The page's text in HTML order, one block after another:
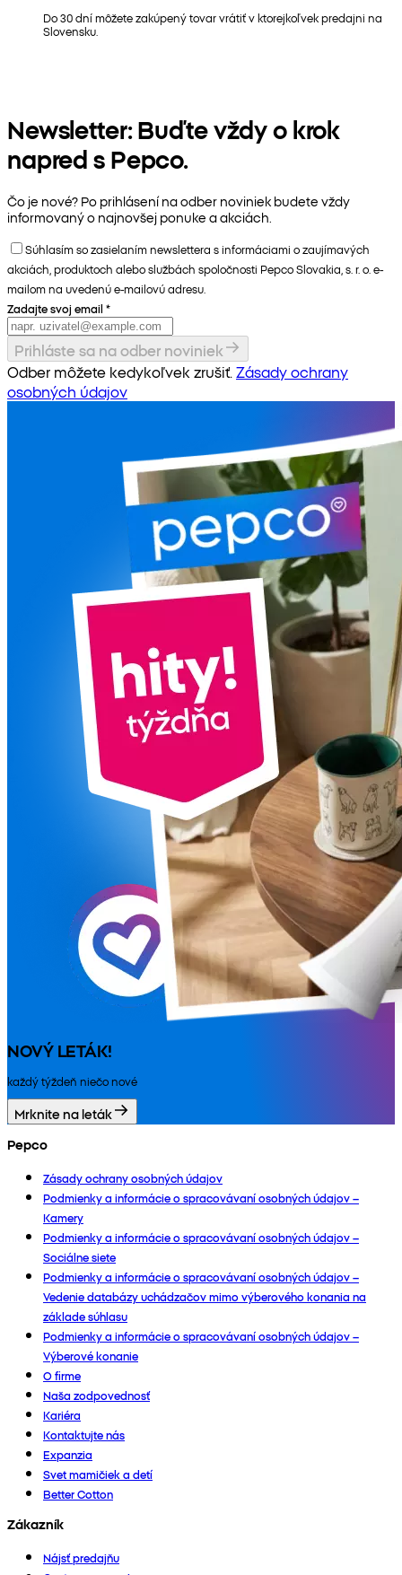
Do 30 dní môžete zakúpený tovar vrátiť v ktorejkoľvek predajni na
Slovensku.
Newsletter: Buďte vždy o krok
napred s Pepco.
Čo je nové? Po prihlásení na odber noviniek budete vždy
informovaný o najnovšej ponuke a akciách.
Súhlasím so zasielaním newslettera s informáciami o zaujímavých
akciách, produktoch alebo službách spoločnosti Pepco Slovakia, s. r. o. e-
mailom na uvedenú e-mailovú adresu.
Zadajte svoj email *
Prihláste sa na odber noviniek
Odber môžete kedykoľvek zrušiť. Zásady ochrany
osobných údajov
NOVÝ LETÁK!
každý týždeň niečo nové
Mrknite na leták
Pepco
Zásady ochrany osobných údajov
Podmienky a informácie o spracovávaní osobných údajov –
Kamery
Podmienky a informácie o spracovávaní osobných údajov –
Sociálne siete
Podmienky a informácie o spracovávaní osobných údajov –
Vedenie databázy uchádzačov mimo výberového konania na
základe súhlasu
Podmienky a informácie o spracovávaní osobných údajov –
Výberové konanie
O firme
Naša zodpovednosť
Kariéra
Kontaktujte nás
Expanzia
Svet mamičiek a detí
Better Cotton
Zákazník
Nájsť predajňu